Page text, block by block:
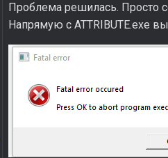
Проблема решилась. Просто
Напрямую с ATTRIBUTE.exe